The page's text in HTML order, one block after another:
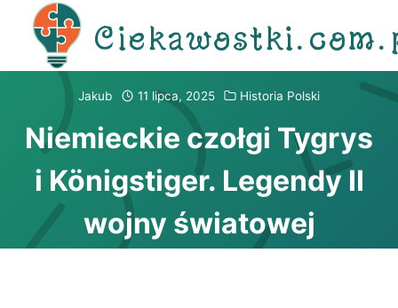
Przejdź
Jakub 11 lipca, 2025 Historia Polski
Niemieckie czołgi Tygrys
i Königstiger. Legendy II
wojny światowej